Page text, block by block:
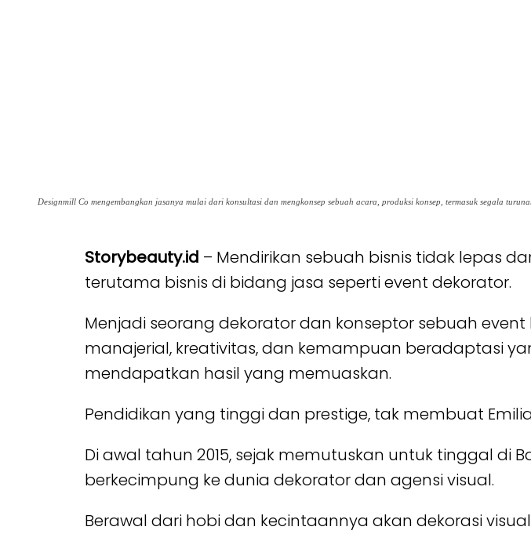
Designmill Co mengembangkan jasanya mulai dari konsultasi dan mengkonsep sebuah acara, produksi konsep, termasuk segala
Storybeauty.id – Mendirikan sebuah bisnis tidak lepas
terutama bisnis di bidang jasa seperti event dekorator.
Menjadi seorang dekorator dan konseptor sebuah
manajerial, kreativitas, dan kemampuan beradaptasi
mendapatkan hasil yang memuaskan.
Pendidikan yang tinggi dan prestige, tak membuat
Di awal tahun 2015, sejak memutuskan untuk tinggal di
berkecimpung ke dunia dekorator dan agensi visual.
Berawal dari hobi dan kecintaannya akan dekorasi